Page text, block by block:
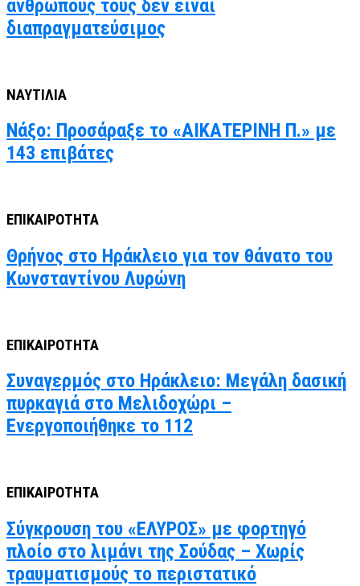
ανθρώπους τους δεν είναι
διαπραγματεύσιμος
ΝΑΥΤΙΛΙΑ
Νάξο: Προσάραξε το «ΑΙΚΑΤΕΡΙΝΗ Π.» με
143 επιβάτες
ΕΠΙΚΑΙΡΟΤΗΤΑ
Θρήνος στο Ηράκλειο για τον θάνατο του
Κωνσταντίνου Λυρώνη
ΕΠΙΚΑΙΡΟΤΗΤΑ
Συναγερμός στο Ηράκλειο: Μεγάλη δασική
πυρκαγιά στο Μελιδοχώρι –
Ενεργοποιήθηκε το 112
ΕΠΙΚΑΙΡΟΤΗΤΑ
Σύγκρουση του «ΕΛΥΡΟΣ» με φορτηγό
πλοίο στο λιμάνι της Σούδας – Χωρίς
τραυματισμούς το περιστατικό